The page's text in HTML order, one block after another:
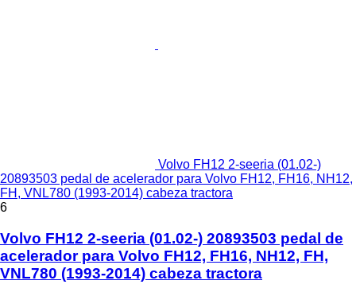
Volvo FH12 2-seeria (01.02-)
20893503 pedal de acelerador para Volvo FH12, FH16, NH12,
FH, VNL780 (1993-2014) cabeza tractora
6
Volvo FH12 2-seeria (01.02-) 20893503 pedal de
acelerador para Volvo FH12, FH16, NH12, FH,
VNL780 (1993-2014) cabeza tractora